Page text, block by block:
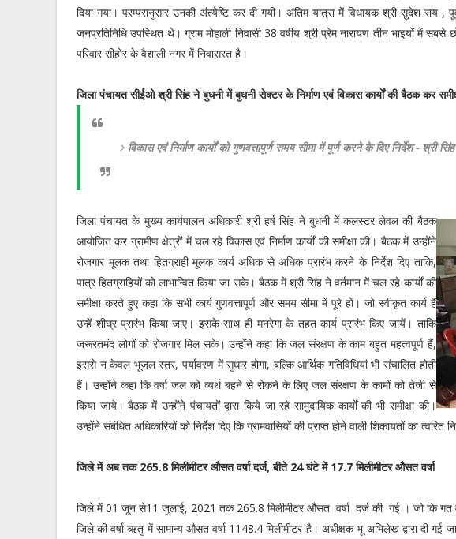
दिया गया। परम्परानुसार उनकी अंत्येष्टि कर दी गयी। अंतिम यात्रा में विधायक श्री सुदेश राय ,
जनप्रतिनिधि उपस्थित थे। ग्राम मोहाली निवासी 38 वर्षीय श्री प्रेम नारायण तीन भाइयों
परिवार सीहोर के वैशाली नगर में निवासरत है।
जिला पंचायत सीईओ श्री सिंह ने बुधनी में बुधनी सेक्टर के निर्माण एवं विकास कार्यों की बैठक कर
विकास एवं निर्माण कार्यों को गुणवत्तापूर्ण समय सीमा में पूर्ण करने के दिए निर्देश - श्री सिंह
जिला पंचायत के मुख्य कार्यपालन अधिकारी श्री हर्ष सिंह ने बुधनी में कलस्टर लेवल की बैठक
आयोजित कर ग्रामीण क्षेत्रों में चल रहे विकास एवं निर्माण कार्यों की समीक्षा की। बैठक में उन्होंने
रोजगार मूलक तथा हितग्राही मूलक कार्य अधिक से अधिक प्रारंभ करने के निर्देश दिए ताकि,
पात्र हितग्राहियों को लाभान्वित किया जा सके। बैठक में श्री सिंह ने वर्तमान में चल रहे कार्यों की
समीक्षा करते हुए कहा कि सभी कार्य गुणवत्तापूर्ण और समय सीमा में पूरे हों। जो स्वीकृत कार्य हैं
उन्हें शीघ्र प्रारंभ किया जाए। इसके साथ ही मनरेगा के तहत कार्य प्रारंभ किए जायें। ताकि
जरूरतमंद लोगों को रोजगार मिल सके। उन्होंने कहा कि जल संरक्षण के काम बहुत महत्वपूर्ण हैं,
इससे न केवल भूजल स्तर, पर्यावरण में सुधार होगा, बल्कि आर्थिक गतिविधियां भी संचालित होती
हैं। उन्होंने कहा कि वर्षा जल को व्यर्थ बहने से रोकने के लिए जल संरक्षण के कामों को तेजी से
किया जाये। बैठक में उन्होंने पंचायतों द्वारा किये जा रहे सामुदायिक कार्यों की भी समीक्षा की।
उन्होंने संबंधित अधिकारियों को निर्देश दिए कि ग्रामवासियों की प्राप्त होने वाली शिकायतों का त्वरित
जिले में अब तक 265.8 मिलीमीटर औसत वर्षा दर्ज, बीते 24 घंटे में 17.7 मिलीमीटर औसत वर्षा
जिले में 01 जून से11 जुलाई, 2021 तक 265.8 मिलीमीटर औसत वर्षा दर्ज की गई । जो कि गत
जिले की वर्षा ऋतु में सामान्य औसत वर्षा 1148.4 मिलीमीटर है। अधीक्षक भू-अभिलेख द्वारा